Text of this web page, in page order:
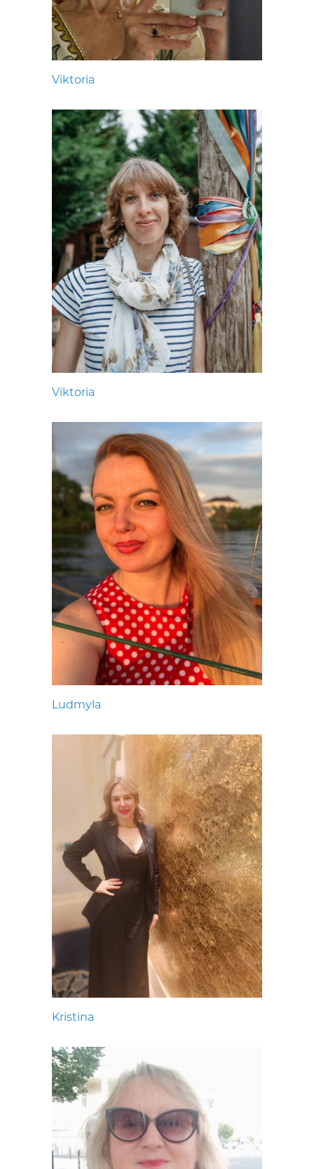
Viktoria
Viktoria
Ludmyla
Kristina